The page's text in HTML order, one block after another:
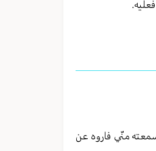
منّي فاروه عن